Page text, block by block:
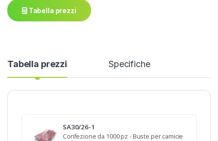
Tabella prezzi
Tabella prezzi Specifiche
SA30/26-1
Confezione da 1000 pz - Buste per camicie